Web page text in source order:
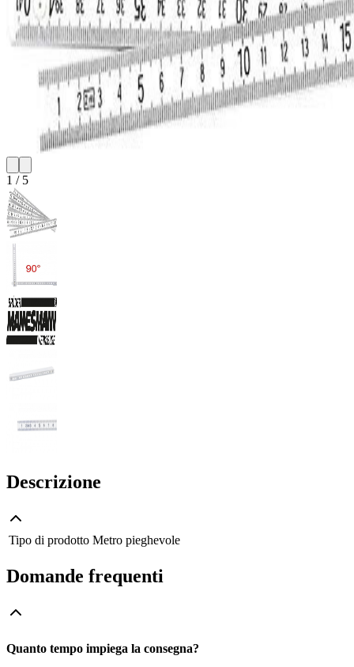
1 / 5
Descrizione
Tipo di prodotto Metro pieghevole
Domande frequenti
Quanto tempo impiega la consegna?